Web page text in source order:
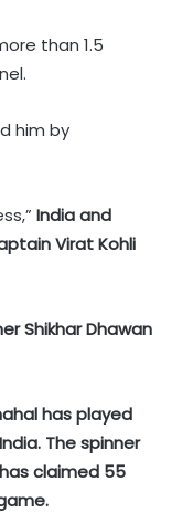
than 1.5
him by
India and
Virat Kohli
Shikhar Dhawan
has played
The spinner
claimed 55